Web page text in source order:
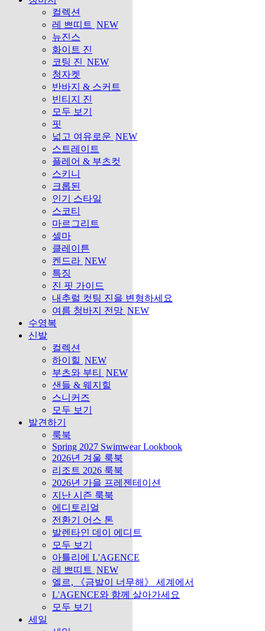
컬렉션
레 쁘띠트 NEW
뉴진스
화이트 진
코팅 진 NEW
청자켓
반바지 & 스커트
빈티지 진
모두 보기
핏
넓고 여유로운 NEW
스트레이트
플레어 & 부츠컷
스키니
크롭된
인기 스타일
스코티
마르그리트
셀마
클레이튼
켄드라 NEW
특징
진 핏 가이드
내추럴 컷팅 진을 변형하세요
여름 청바지 전망 NEW
수영복
신발
컬렉션
하이힐 NEW
부츠와 부티
NEW
샌들 & 웨지힐
스니커즈
모두 보기
발견하기
룩북
Spring 2027 Swimwear Lookbook
2026년 겨울 룩북
리조트 2026 룩북
2026년 가을 프레젠테이션
지난 시즌 룩북
에디토리얼
전환기 어스 톤
발렌타인 데이 에디트
모두 보기
아틀리에 L'AGENCE
레 쁘띠트 NEW
엘르, 《금발이 너무해》 세계에서
L'AGENCE와 함께 살아가세요
모두 보기
세일